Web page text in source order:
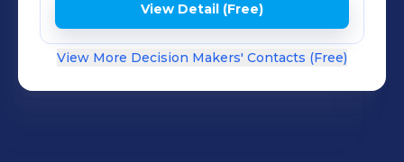
View Detail (Free)
View More Decision Makers' Contacts (Free)